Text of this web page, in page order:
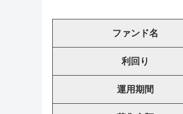
ファンド名
利回り
運用期間